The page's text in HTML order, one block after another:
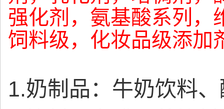
强化剂，氨基酸系列，
饲料级，化妆品级添加
1.奶制品：牛奶饮料